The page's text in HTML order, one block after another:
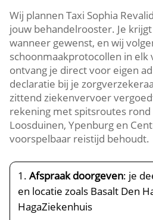
Wij plannen Taxi Sophia
jouw behandelrooster. Je
wanneer gewenst, en wij
schoonmaakprotocollen in elk
ontvang je direct voor eigen
declaratie bij je
zittend ziekenvervoer
rekening met spitsroutes rond
Loosduinen, Ypenburg en
voorspelbaar reistijd behoudt.
Afspraak doorgeven: je
en locatie zoals Basalt Den
HagaZiekenhuis